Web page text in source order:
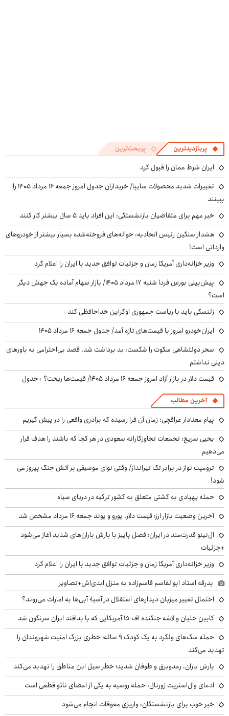
پربازدیدترین پربحث‌ترین
ایران شرط عمان را قبول کرد
تغییرات شدید محصولات سایپا/ خریداران جدول امروز جمعه ۱۶ مرداد ۱۴۰۵ را
ببینند
خبر مهم برای متقاضیان بازنشستگی: این افراد باید ۵ سال بیشتر کار کنند
هشدار سنگین رئیس اتحادیه: حواله‌های فروخته‌شده بسیار بیشتر از خودروهای
وارداتی است!
وزیر خزانه‌داری آمریکا زمان و جزئیات توافق جدید با ایران را اعلام کرد
پیش‌بینی بورس فردا شنبه ۱۷ مرداد ۱۴۰۵/ بازار سهام آماده یک جهش دیگر
است؟
زلنسکی باید با ریاست جمهوری اوکراین خداحافظی کند
ایران‌خودرو امروز با قیمت‌های تازه آمد/ جدول جمعه ۱۶ مرداد ۱۴۰۵
سحر دولتشاهی سکوت را شکست: بد برداشت شد، قصد بی‌احترامی به باورهای
دینی نداشتم
قیمت دلار در بازار آزاد امروز جمعه ۱۶ مرداد ۱۴۰۵/ قیمت‌ها ریخت؟ +جدول
آخرین مطالب
پیام معنادار عراقچی: زمان آن فرا رسیده که برادری واقعی را در پیش گیریم
یحیی سریع: تجمعات تجاوزکارانه سعودی در هر کجا که باشند را هدف قرار
می‌دهیم
ترومپت نواز در برابر تک تیرانداز/ وقتی نوای موسیقی بر آتش جنگ پیروز می
شود!
حمله پهپادی به کشتی متعلق به کشور ترکیه در دریای سیاه
آخرین وضعیت بازار ارز؛ قیمت دلار، یورو و پوند جمعه ۱۶ مرداد مشخص شد
ال‌نینو قدرت‌مند در ایران؛ فصل پاییز با بارش باران‌های شدید آغاز می‌شود
+جزئیات
وزیر خزانه‌داری آمریکا زمان و جزئیات توافق جدید با ایران را اعلام کرد
بدرقه استاد ابوالقاسم قاسم‌زاده به منزل ابدی‌اش+تصاویر
احتمال تغییر میزبان دیدارهای استقلال در آسیا؛ آبی‌ها به امارات می‌روند؟
کابین خلبان و لاشه جنگنده اف-۱۵ آمریکایی که با پدافند ایران سرنگون شد
حمله سگ‌های ولگرد به یک کودک ۹ ساله؛ خطری بزرگ امنیت شهروندان را
تهدید می‌کند
بارش باران، رعدوبرق و طوفان شدید؛ خطر سیل این مناطق را تهدید می‌کند
ادعای وال‌استریت ژورنال: حمله روسیه به یکی از اعضای ناتو قطعی است
خبر خوب برای بازنشستگان: واریزی معوقات انجام می‌شود